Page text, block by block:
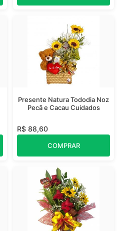
Presente Natura Tododia Noz
Pecã e Cacau Cuidados
R$ 88,60
COMPRAR